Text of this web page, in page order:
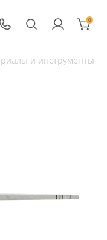
0
и инструменты